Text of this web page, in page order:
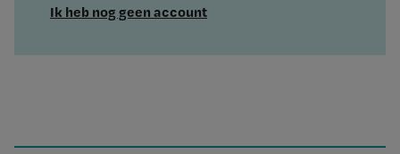
Ik heb nog geen account